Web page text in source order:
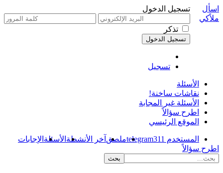
تسجيل الدخول
تذكر
تسجيل
اسأل
ملاًكي
الأسئلة
نقاشات ساخنة!
الأسئلة غير المجابة
اطرح سؤالاً
الموقع الرئيسي
المستخدم telegram311 ملصق آخر الأنشطة الأسئلة الإجابات
اطرح سؤالاً